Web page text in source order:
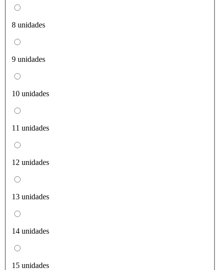
8 unidades
9 unidades
10 unidades
11 unidades
12 unidades
13 unidades
14 unidades
15 unidades